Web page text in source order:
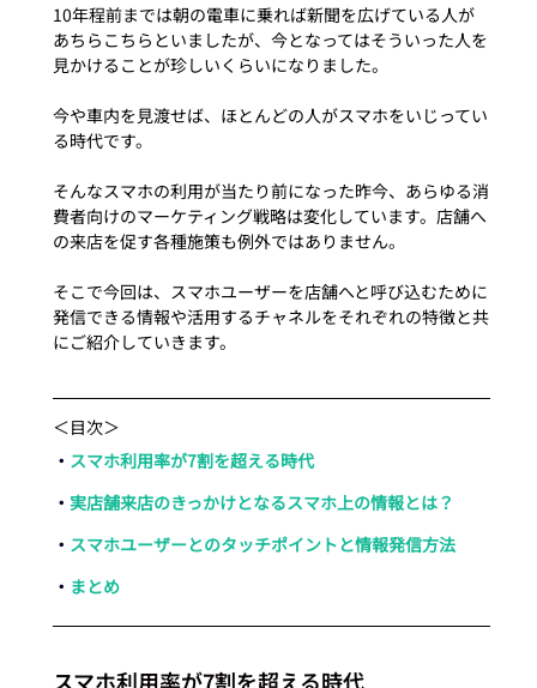
10年程前までは朝の電車に乗れば新聞を広げている人が
あちらこちらといましたが、今となってはそういった人を
見かけることが珍しいくらいになりました。
今や車内を見渡せば、ほとんどの人がスマホをいじってい
る時代です。
そんなスマホの利用が当たり前になった昨今、あらゆる消
費者向けのマーケティング戦略は変化しています。店舗へ
の来店を促す各種施策も例外ではありません。
そこで今回は、スマホユーザーを店舗へと呼び込むために
発信できる情報や活用するチャネルをそれぞれの特徴と共
にご紹介していきます。
＜目次＞
・ スマホ利用率が7割を超える時代
・ 実店舗来店のきっかけとなるスマホ上の情報とは？
・ スマホユーザーとのタッチポイントと情報発信方法
・ まとめ
スマホ利用率が7割を超える時代